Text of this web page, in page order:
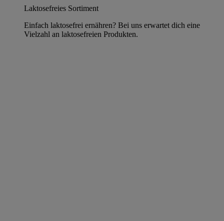
Laktosefreies Sortiment
Einfach laktosefrei ernähren? Bei uns erwartet dich eine
Vielzahl an laktosefreien Produkten.